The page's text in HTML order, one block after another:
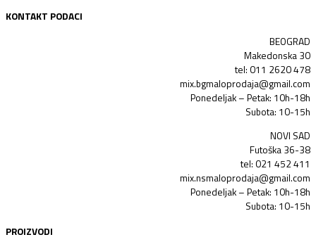
KONTAKT PODACI
BEOGRAD
Makedonska 30
tel: 011 2620 478
mix.bgmaloprodaja@gmail.com
Ponedeljak – Petak: 10h-18h
Subota: 10-15h
NOVI SAD
Futoška 36-38
tel: 021 452 411
mix.nsmaloprodaja@gmail.com
Ponedeljak – Petak: 10h-18h
Subota: 10-15h
PROIZVODI